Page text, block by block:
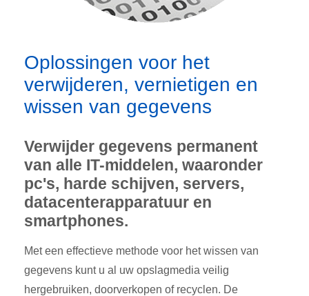
Oplossingen voor het
verwijderen, vernietigen en
wissen van gegevens
Verwijder gegevens permanent
van alle IT-middelen, waaronder
pc's, harde schijven, servers,
datacenterapparatuur en
smartphones.
Met een effectieve methode voor het wissen van
gegevens kunt u al uw opslagmedia veilig
hergebruiken, doorverkopen of recyclen. De